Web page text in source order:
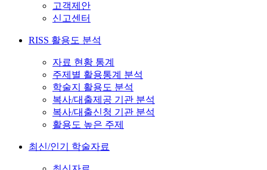
고객제안
신고센터
RISS 활용도 분석
자료 현황 통계
주제별 활용통계 분석
학술지 활용도 분석
복사/대출제공 기관 분석
복사/대출신청 기관 분석
활용도 높은 주제
최신/인기 학술자료